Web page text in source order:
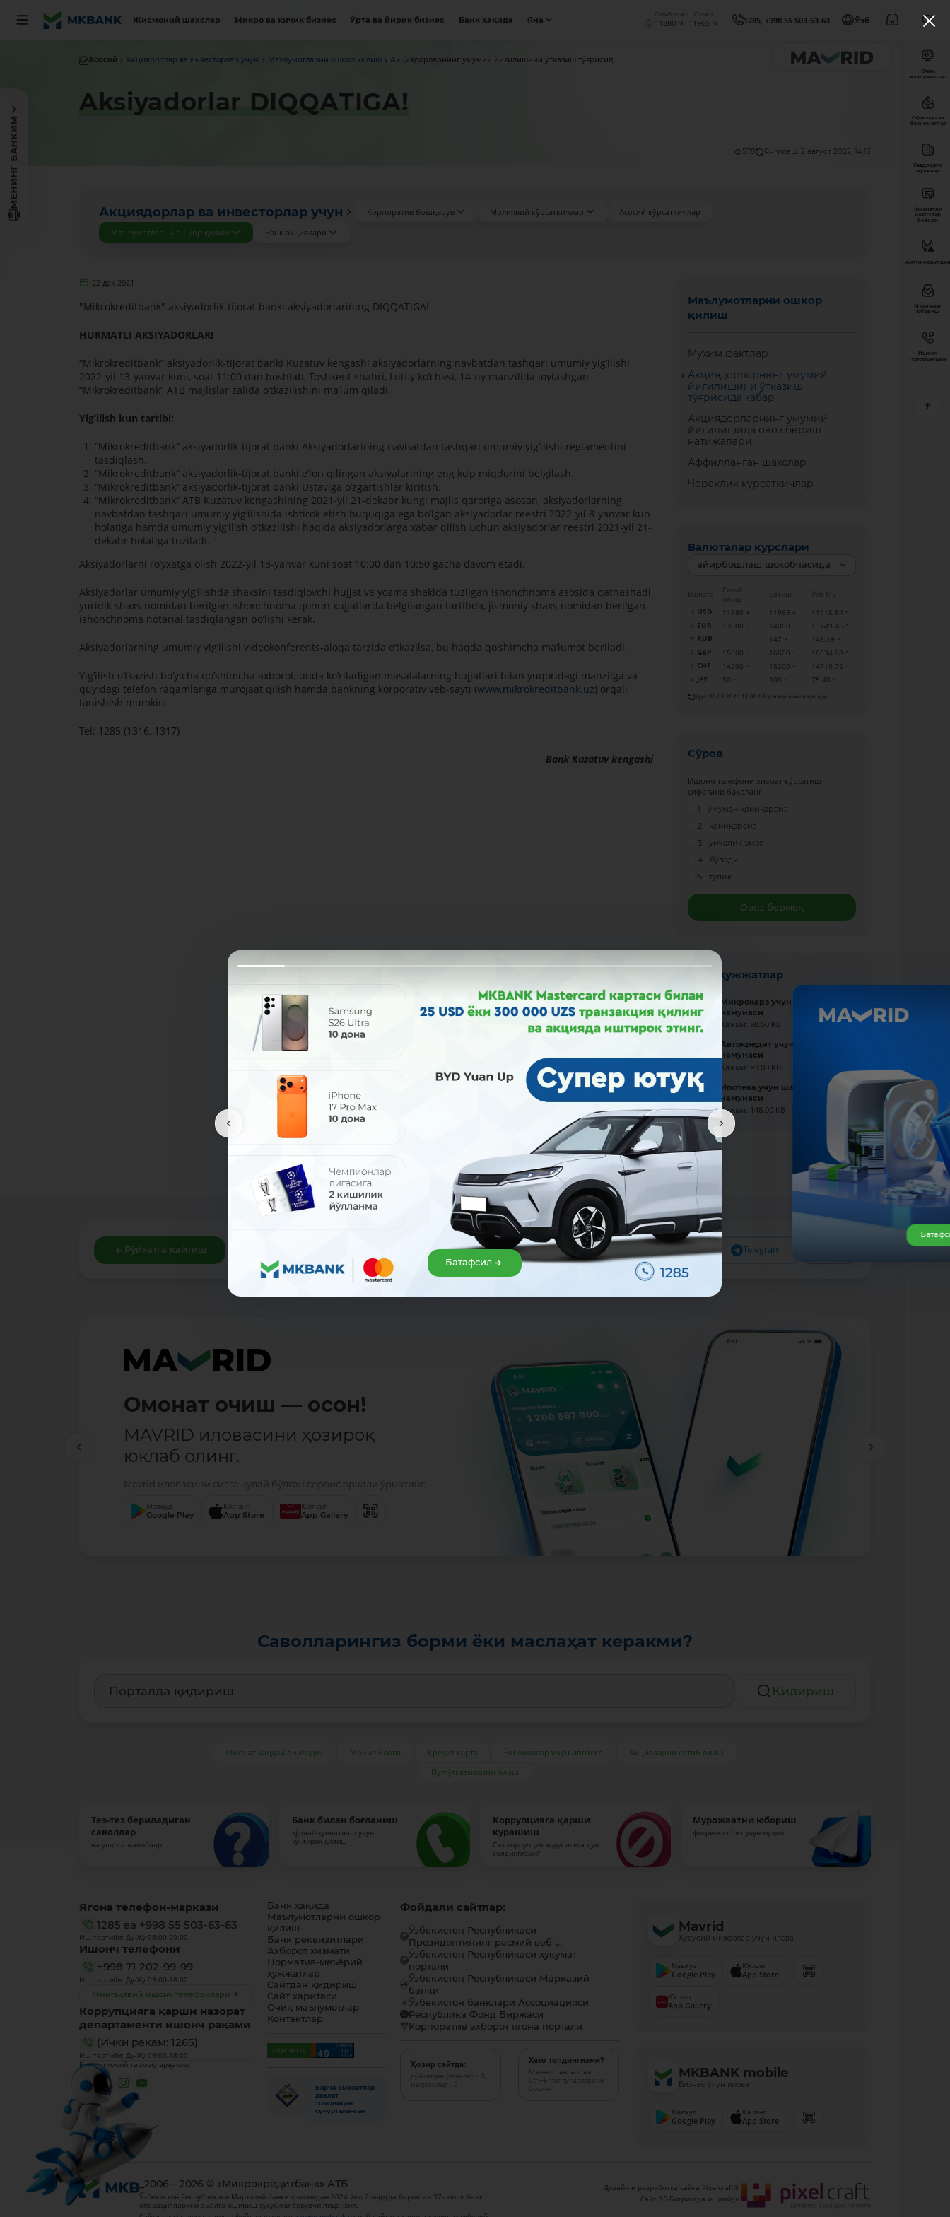
Жисмоний шахслар Микро ва кичик бизнес Ўрта ва йирик бизнес Банк ҳақида Яна
Сотиб олиш
11880
Сотиш
11965 1285, +998 55 503-63-63 Ўзб
МЕНИНГ БАНКИМ
Асосий Акциядорлар ва инвесторлар учун Маълумотларни ошкор қилиш Акциядорларнинг умумий йиғилишини ўтказиш тўғрисид...
Aksiyadorlar DIQQАTIGА!
578 Янгилаш: 2 август 2022, 14:13
Акциядорлар ва инвесторлар учун Корпоратив бошқарув Молиявий кўрсаткичлар
Асосий кўрсаткичлар
Маълумотларни ошкор қилиш
Банк акциялари
22 дек 2021
"Mikrokreditbank" aksiyadorlik-tijorat banki aksiyadorlarining DIQQАTIGА!
HURMАTLI АKSIYADORLАR!
“Mikrokreditbank” aksiyadorlik-tijorat banki Kuzatuv kengashi aksiyadorlarning navbatdan tashqari umumiy yigʼilishi
2022-yil 13-yanvar kuni, soat 11:00 dan boshlab, Toshkent shahri, Lutfiy koʼchasi, 14-uy manzilida joylashgan
“Mikrokreditbank” АTB majlislar zalida oʼtkazilishini maʼlum qiladi.
Yigʼilish kun tartibi:
“Mikrokreditbank” aksiyadorlik-tijorat banki Аksiyadorlarining navbatdan tashqari umumiy yigʼilishi reglamentini
tasdiqlash.
“Mikrokreditbank” aksiyadorlik-tijorat banki eʼlon qilingan aksiyalarining eng koʼp miqdorini belgilash.
“Mikrokreditbank” aksiyadorlik-tijorat banki Ustaviga oʼzgartishlar kiritish.
“Mikrokreditbank” АTB Kuzatuv kengashining 2021-yil 21-dekabr kungi majlis qaroriga asosan, aksiyadorlarning
navbatdan tashqari umumiy yigʼilishida ishtirok etish huquqiga ega boʼlgan aksiyadorlar reestri 2022-yil 8-yanvar kun
holatiga hamda umumiy yigʼilish oʼtkazilishi haqida aksiyadorlarga xabar qilish uchun aksiyadorlar reestri 2021-yil 21-
dekabr holatiga tuziladi.
Аksiyadorlarni roʼyxatga olish 2022-yil 13-yanvar kuni soat 10:00 dan 10:50 gacha davom etadi.
Аksiyadorlar umumiy yigʼilishda shaxsini tasdiqlovchi hujjat va yozma shaklda tuzilgan ishonchnoma asosida qatnashadi,
yuridik shaxs nomidan berilgan ishonchnoma qonun xujjatlarda belgilangan tartibda, jismoniy shaxs nomidan berilgan
ishonchnoma notarial tasdiqlangan boʼlishi kerak.
Аksiyadorlarning umumiy yigʼilishi videokonferents-aloqa tarzida oʼtkazilsa, bu haqda qoʼshimcha maʼlumot beriladi.
Yigʼilish oʼtkazish boʼyicha qoʼshimcha axborot, unda koʼriladigan masalalarning hujjatlari bilan yuqoridagi manzilga va
quyidagi telefon raqamlariga murojaat qilish hamda bankning korporativ veb-sayti (www.mikrokreditbank.uz) orqali
tanishish mumkin.
Tel: 1285 (1316, 1317)
Bank Kuzatuv kengashi
Маълумотларни ошкор
қилиш
Муҳим фактлар
Акциядорларнинг умумий
йиғилишини ўтказиш
тўғрисида хабар
Акциядорларнинг умумий
йиғилишида овоз бериш
натижалари
Аффилланган шахслар
Чораклик кўрсаткичлар
Валюталар курслари
айирбошлаш шохобчасида
Валюта
Сотиб
олиш
Сотиш
Ўзб МБ
USD
11880 11965
11915.64
EUR
13000 14000
13749.46
RUB
147
146.19
GBP
15600 16600
16034.88
CHF
14200 15200
14719.75
JPY
50 100 75.48
Курс 06.08.2026 11:00:00 ҳолатига амал қилади
Сўров
Ишонч телефони хизмат кўрсатиш
сифатини баҳоланг
1 - умуман қониқарсиз
2 - қониқарсиз
3 - унчалик эмас
4 - бўлади
5 - тўлиқ
Овоз бермоқ
Янги ҳужжатлар
Микроқарз учун шартнома
намунаси
Ҳажми: 98.50 KB
Автокредит учун шартнома
намунаси
Ҳажми: 93.00 KB
Ипотека учун шартнома
намунаси
Ҳажми: 148.00 KB
Рўйхатга қайтиш Улашиш: Telegram
Омонат очиш — осон!
MAVRID иловасини ҳозироқ
юклаб олинг.
Mavrid иловасини сизга қулай бўлган сервис орқали ўрнатинг:
Мавжуд
Google Play
Юкланг
App Store
Юкланг
App Gallery
Саволларингиз борми ёки маслаҳат керакми?
Қидириш
Омонат қандай очилади? Мобил илова Кредит карта Ёш оилалар учун ипотека
Акцияларни сотиб олиш
Пул ўтказмасини олиш
Тез-тез бериладиган
саволлар
ва уларга жавоблар
Банк билан боғланиш
қўллаб-қувватлаш учун
қўнғироқ қилиш
Коррупцияга қарши
курашиш
Сиз коррупция ҳодисасига дуч
келдингизми?
Мурожаатни юбориш
фикрингиз биз учун муҳим
Очиқ
маълумотлар
Офислар ва
банкоматлар
Савдодаги
мулклар
Қимматли
қоғозлар
бозори
Антикоррупция
Мурожаат
юбориш
Ишонч
телефонлари
Ягона телефон-маркази
1285 ва +998 55 503-63-63
Иш тартиби: Ду-Жу 08:00-20:00
Ишонч телефони
+998 71 202-99-99
Иш тартиби: Ду-Жу 09:00-18:00
Минтақавий ишонч телефонлари
Коррупцияга қарши назорат
департаменти ишонч рақами
(Ички рақам: 1265)
Иш тартиби: Ду-Жу 09:00-18:00
Биз ижтимоий тармоқлардамиз:
Банк ҳақида
Маълумотларни ошкор
қилиш
Банк реквизитлари
Ахборот хизмати
Норматив-меъёрий
ҳужжатлар
Сайтдан қидириш
Сайт харитаси
Очиқ маълумотлар
Контактлар
Барча омонатлар
давлат
томонидан
суғурталанган
Фойдали сайтлар:
Ўзбекистон Республикаси
Президентининг расмий веб-...
Ўзбекистон Республикаси ҳукумат
портали
Ўзбекистон Республикаси Марказий
банки
Ўзбекистон банклари Ассоциацияси
Республика Фонд Биржаси
Корпоратив ахборот ягона портали
Ҳозир сайтда:
рўйхатдан ўтганлар - 0,
меҳмонлар - 2
Хато топдингизми?
Матнни танланг ва
Ctrl+Enter тугмаларини
босинг
Mavrid
Хусусий мижозлар учун илова
Мавжуд
Google Play
Юкланг
App Store
Юкланг
App Gallery
MKBANK mobile
Бизнес учун илова
Мавжуд
Google Play
Юкланг
App Store
_2006 – 2026 © «Микрокредитбанк» АТБ
Ўзбекистон Республикаси Марказий банки томонидан 2024 йил 2 мартда берилган 37-сонли банк
операцияларини амалга ошириш ҳуқуқини берувчи лицензия.
Дизайн и разработка сайта Pixelcraft®
Сайт 1C-Битриксда ишлайди
Батафсил